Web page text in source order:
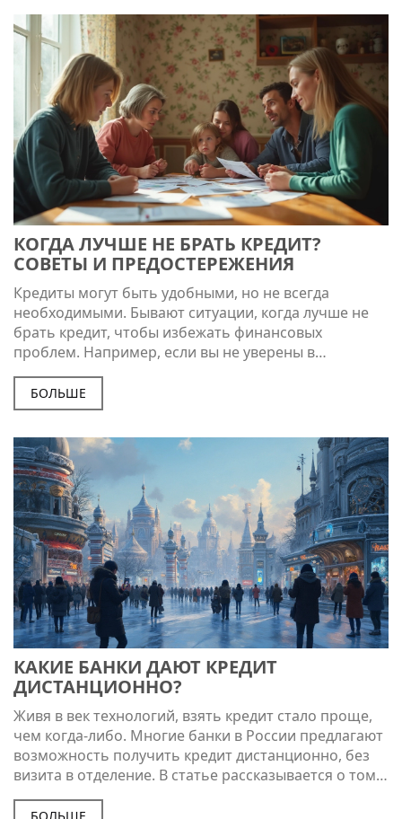
кредит через брокера. Полезные инсайты и опыт
настоящих людей без лишней воды.
КОГДА ЛУЧШЕ НЕ БРАТЬ КРЕДИТ?
СОВЕТЫ И ПРЕДОСТЕРЕЖЕНИЯ
Кредиты могут быть удобными, но не всегда
необходимыми. Бывают ситуации, когда лучше не
брать кредит, чтобы избежать финансовых
проблем. Например, если вы не уверены в
стабильности своего дохода или планируете
крупные траты без четкого плана погашения. В
статье рассмотрены ситуации, когда стоит избегать
финансовому планированию.
БОЛЬШЕ
КАКИЕ БАНКИ ДАЮТ КРЕДИТ
ДИСТАНЦИОННО?
Живя в век технологий, взять кредит стало проще,
чем когда-либо. Многие банки в России предлагают
возможность получить кредит дистанционно, без
визита в отделение. В статье рассказывается о том,
какие банки предоставляют такие услуги, какие
условия они предлагают и на что следует обратить